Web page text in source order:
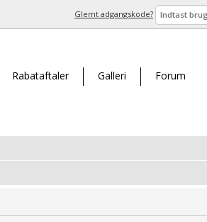
Glemt adgangskode?
Rabataftaler Galleri Forum